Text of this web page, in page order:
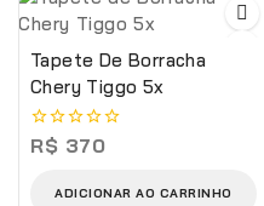
Tapete De Borracha
Chery Tiggo 5x
0
R$ 370
ADICIONAR AO CARRINHO